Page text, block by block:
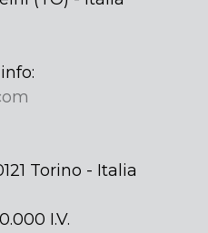
Torino - Italia
I.V.